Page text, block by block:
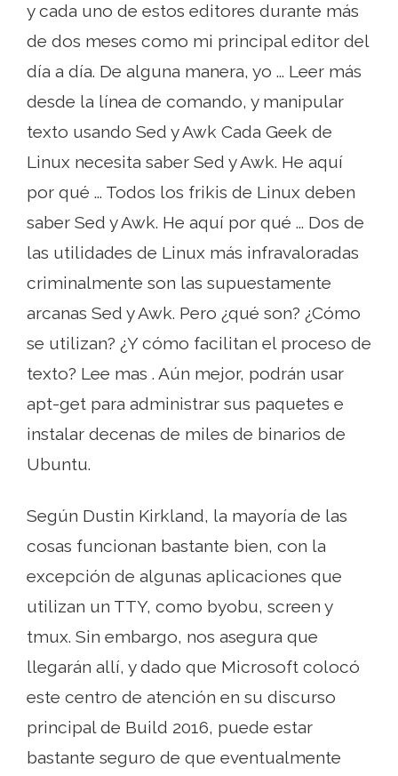
y cada uno de estos editores durante más
de dos meses como mi principal editor del
día a día. De alguna manera, yo ... Leer más
desde la línea de comando, y manipular
texto usando Sed y Awk Cada Geek de
Linux necesita saber Sed y Awk. He aquí
por qué ... Todos los frikis de Linux deben
saber Sed y Awk. He aquí por qué ... Dos de
las utilidades de Linux más infravaloradas
criminalmente son las supuestamente
arcanas Sed y Awk. Pero ¿qué son? ¿Cómo
se utilizan? ¿Y cómo facilitan el proceso de
texto? Lee mas . Aún mejor, podrán usar
apt-get para administrar sus paquetes e
instalar decenas de miles de binarios de
Ubuntu.
Según Dustin Kirkland, la mayoría de las
cosas funcionan bastante bien, con la
excepción de algunas aplicaciones que
utilizan un TTY, como byobu, screen y
tmux. Sin embargo, nos asegura que
llegarán allí, y dado que Microsoft colocó
este centro de atención en su discurso
principal de Build 2016, puede estar
bastante seguro de que eventualmente